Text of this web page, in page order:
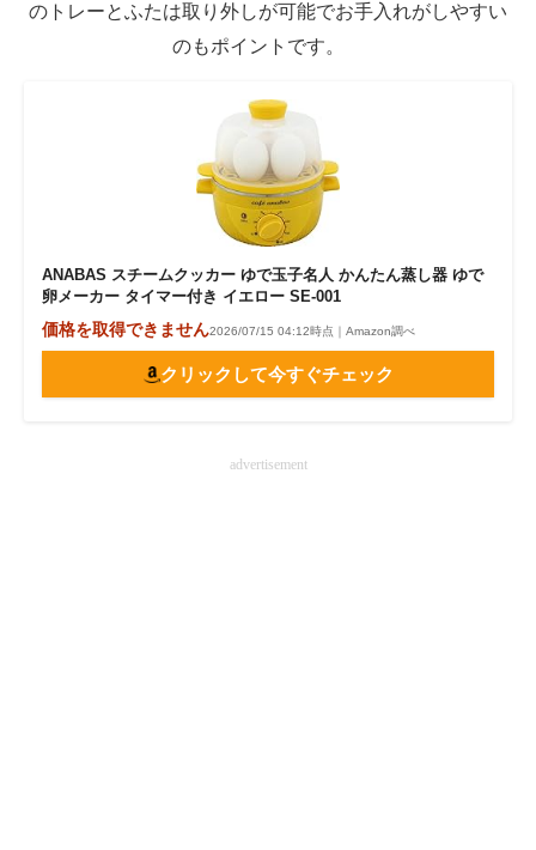
のトレーとふたは取り外しが可能でお手入れがしやすい
のもポイントです。
ANABAS スチームクッカー ゆで玉子名人 かんたん蒸し器 ゆで
卵メーカー タイマー付き イエロー SE-001
価格を取得できません2026/07/15 04:12時点｜Amazon調べ
クリックして今すぐチェック
advertisement